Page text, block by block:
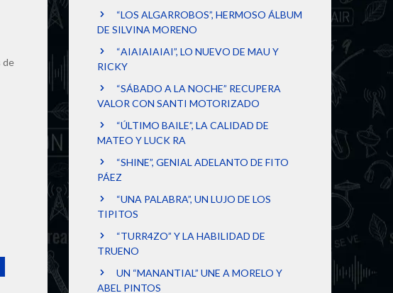
de
“LOS ALGARROBOS”, HERMOSO ÁLBUM
DE SILVINA MORENO
“AIAIAIAIAI”, LO NUEVO DE MAU Y
RICKY
“SÁBADO A LA NOCHE” RECUPERA
VALOR CON SANTI MOTORIZADO
“ÚLTIMO BAILE”, LA CALIDAD DE
MATEO Y LUCK RA
“SHINE”, GENIAL ADELANTO DE FITO
PÁEZ
“UNA PALABRA”, UN LUJO DE LOS
TIPITOS
“TURR4ZO” Y LA HABILIDAD DE
TRUENO
UN “MANANTIAL” UNE A MORELO Y
ABEL PINTOS